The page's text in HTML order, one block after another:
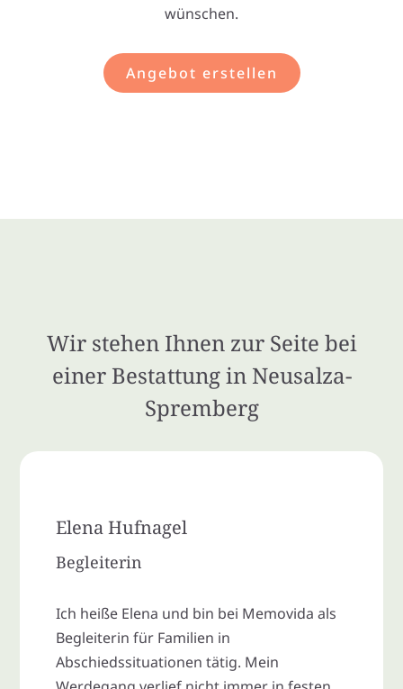
wünschen.
Angebot erstellen
Wir stehen Ihnen zur Seite bei
einer Bestattung in Neusalza-
Spremberg
Elena Hufnagel
Begleiterin
Ich heiße Elena und bin bei Memovida als
Begleiterin für Familien in
Abschiedssituationen tätig. Mein